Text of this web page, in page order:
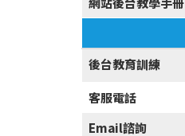
後台教育訓練
客服電話
Email諮詢